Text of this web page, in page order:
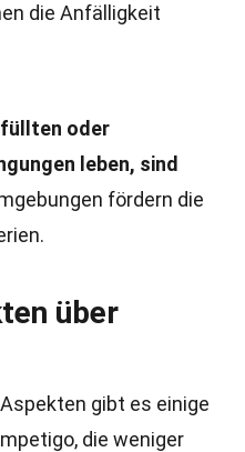
die Anfälligkeit
oder
leben, sind
fördern die
über
gibt es einige
die weniger